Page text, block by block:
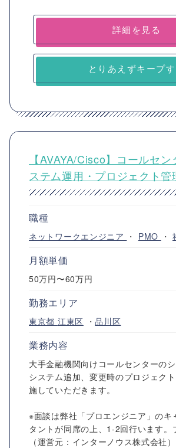
詳細を見る
とりあえずキープす
【AVAYA/Cisco】コールセ
ステム運用・プロジェクト管
職種
ネットワークエンジニア ・ PMO ・
月額単価
50万円〜60万円
勤務エリア
東京都 江東区 ・品川区
業務内容
大手金融機関向けコールセンターのシ
システム追加、変更時のプロジェク
施していただきます。
※面談は弊社「プロエンジニア」のキ
タントが同席の上、1-2回行います。
（運営元：インターノウス株式会社